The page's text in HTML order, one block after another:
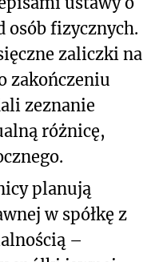
osób fizycznych.
zaliczki na
zakończeniu
zeznanie
różnicę,
planują
w spółkę z
–